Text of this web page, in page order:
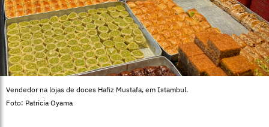
Vendedor na lojas de doces Hafiz Mustafa, em Istambul.
Foto: Patricia Oyama